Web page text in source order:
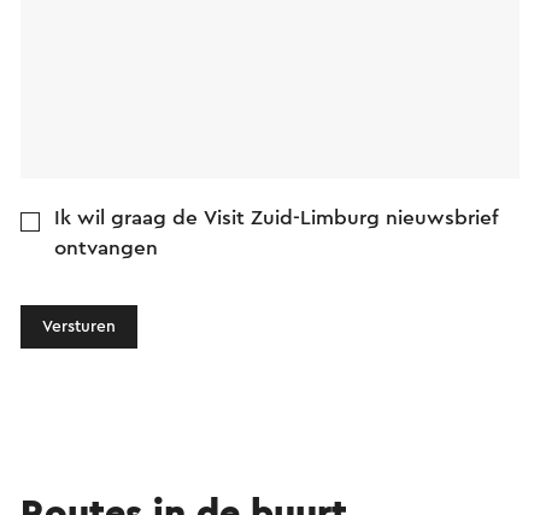
Ik wil graag de Visit Zuid-Limburg nieuwsbrief
ontvangen
Versturen